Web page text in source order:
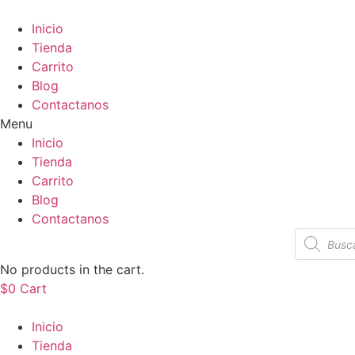
contenido
Inicio
Tienda
Carrito
Blog
Contactanos
Menu
Inicio
Tienda
Carrito
Blog
Contactanos
Búsqueda
de
No products in the cart.
$0 Cart
Inicio
Tienda